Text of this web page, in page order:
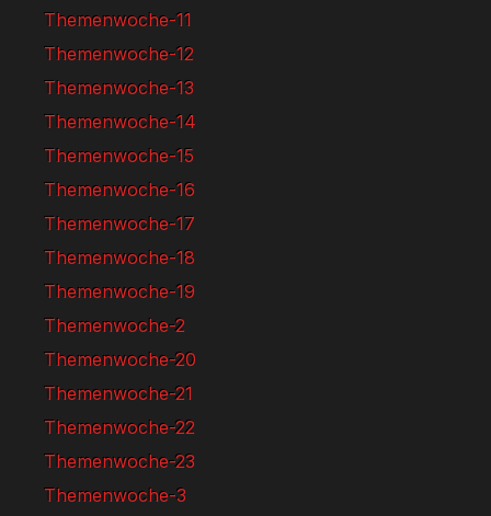
Themenwoche-11
Themenwoche-12
Themenwoche-13
Themenwoche-14
Themenwoche-15
Themenwoche-16
Themenwoche-17
Themenwoche-18
Themenwoche-19
Themenwoche-2
Themenwoche-20
Themenwoche-21
Themenwoche-22
Themenwoche-23
Themenwoche-3